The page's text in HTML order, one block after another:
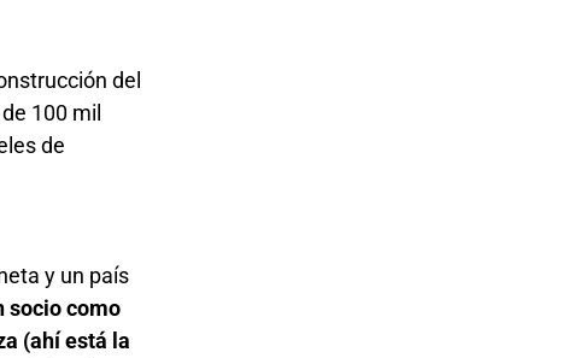
del
100 mil
de
y un país
socio como
(ahí está la